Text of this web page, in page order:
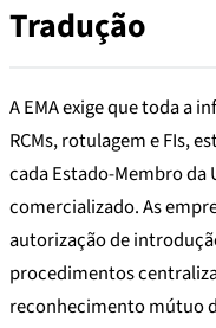
Tradução
A EMA exige que toda a
RCMs, rotulagem e FIs,
cada Estado-Membro da
comercializado. As
autorização de
procedimentos
reconhecimento mútuo